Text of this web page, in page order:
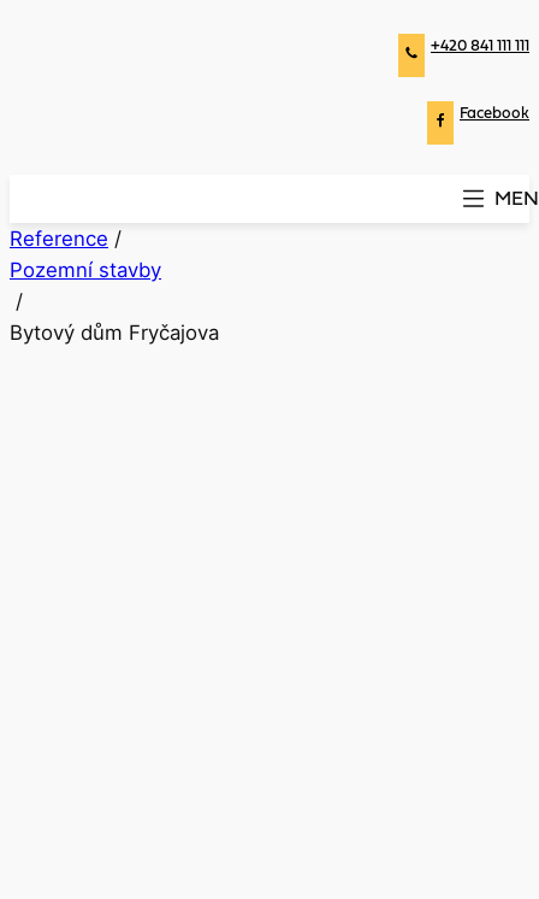
+420 841 111 111
Facebook
Reference /
Pozemní stavby
/
Bytový dům Fryčajova